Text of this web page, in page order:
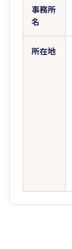
事務所
名
所在地